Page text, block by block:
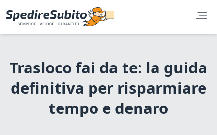
Trasloco fai da te: la guida
definitiva per risparmiare
tempo e denaro